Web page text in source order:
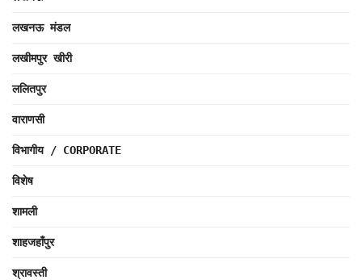
लखनऊ मंडल
लखीमपुर खीरी
ललितपुर
वाराणसी
विभागीय / CORPORATE
विशेष
शामली
शाहजहाँपुर
श्रावस्ती